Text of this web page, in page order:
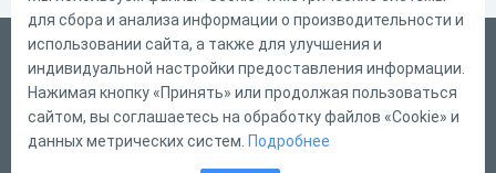
Русский
Справка
Форма обратной связи
для сбора и анализа информации о производительности и
использовании сайта, а также для улучшения и
индивидуальной настройки предоставления информации.
Нажимая кнопку «Принять» или продолжая пользоваться
сайтом, вы соглашаетесь на обработку файлов «Cookie» и
данных метрических систем. Подробнее